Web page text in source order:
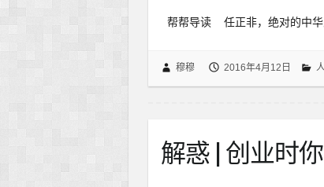
帮帮导读 任正非，绝对的中华
穆穆 2016年4月12日
解惑 | 创业时